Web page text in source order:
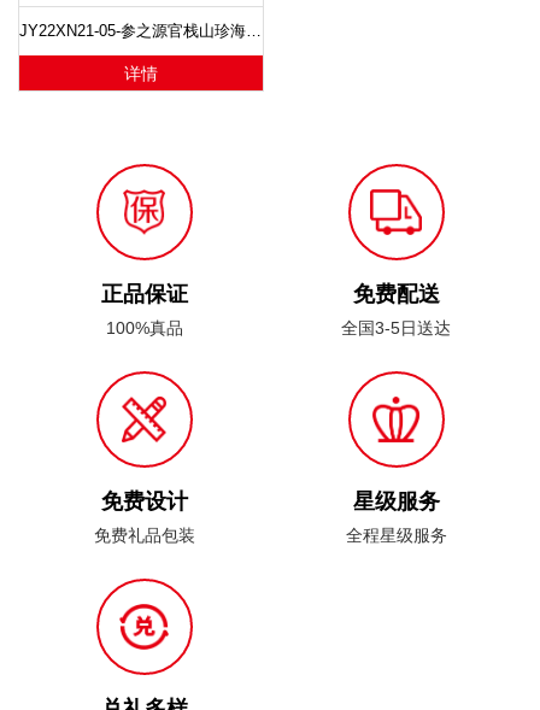
JY22XN21-05-参之源官栈山珍海味礼盒+参之源南朝百参茶饮礼盒 参之源 官栈山海之约甄选大礼包+焕桃颜阿胶固元糕礼盒
详情
正品保证
100%真品
免费配送
全国3-5日送达
免费设计
免费礼品包装
星级服务
全程星级服务